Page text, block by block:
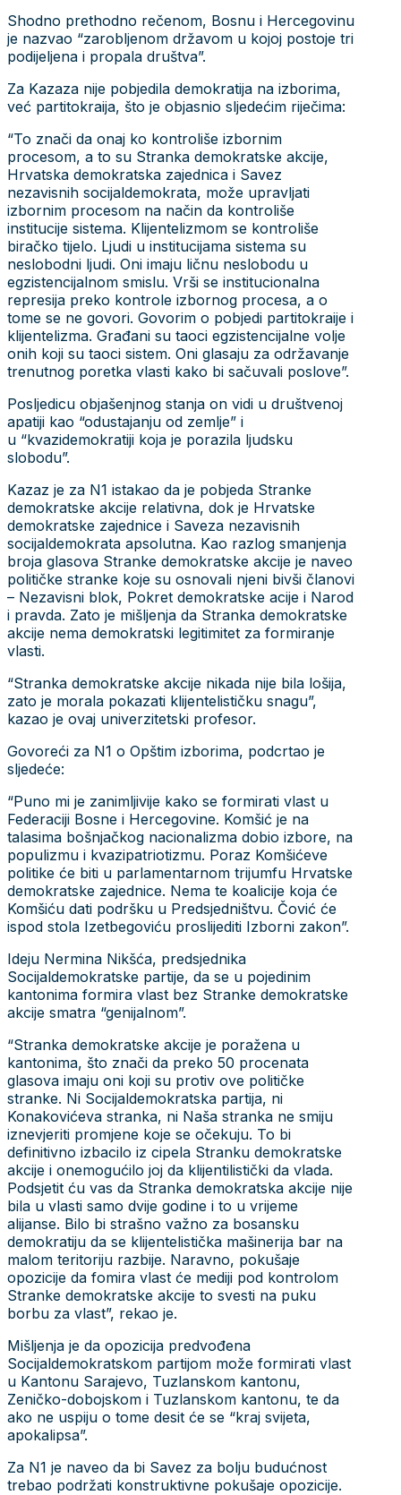
Shodno prethodno rečenom, Bosnu i Hercegovinu
je nazvao “zarobljenom državom u kojoj postoje tri
podijeljena i propala društva”.
Za Kazaza nije pobjedila demokratija na izborima,
već partitokraija, što je objasnio sljedećim riječima:
“To znači da onaj ko kontroliše izbornim
procesom, a to su Stranka demokratske akcije,
Hrvatska demokratska zajednica i Savez
nezavisnih socijaldemokrata, može upravljati
izbornim procesom na način da kontroliše
institucije sistema. Klijentelizmom se kontroliše
biračko tijelo. Ljudi u institucijama sistema su
neslobodni ljudi. Oni imaju ličnu neslobodu u
egzistencijalnom smislu. Vrši se institucionalna
represija preko kontrole izbornog procesa, a o
tome se ne govori. Govorim o pobjedi partitokraije i
klijentelizma. Građani su taoci egzistencijalne volje
onih koji su taoci sistem. Oni glasaju za održavanje
trenutnog poretka vlasti kako bi sačuvali poslove”.
Posljedicu objašenjnog stanja on vidi u društvenoj
apatiji kao “odustajanju od zemlje” i
u “kvazidemokratiji koja je porazila ljudsku
slobodu”.
Kazaz je za N1 istakao da je pobjeda Stranke
demokratske akcije relativna, dok je Hrvatske
demokratske zajednice i Saveza nezavisnih
socijaldemokrata apsolutna. Kao razlog smanjenja
broja glasova Stranke demokratske akcije je naveo
političke stranke koje su osnovali njeni bivši članovi
– Nezavisni blok, Pokret demokratske acije i Narod
i pravda. Zato je mišljenja da Stranka demokratske
akcije nema demokratski legitimitet za formiranje
vlasti.
“Stranka demokratske akcije nikada nije bila lošija,
zato je morala pokazati klijentelističku snagu”,
kazao je ovaj univerzitetski profesor.
Govoreći za N1 o Opštim izborima, podcrtao je
sljedeće:
“Puno mi je zanimljivije kako se formirati vlast u
Federaciji Bosne i Hercegovine. Komšić je na
talasima bošnjačkog nacionalizma dobio izbore, na
populizmu i kvazipatriotizmu. Poraz Komšićeve
politike će biti u parlamentarnom trijumfu Hrvatske
demokratske zajednice. Nema te koalicije koja će
Komšiću dati podršku u Predsjedništvu. Čović će
ispod stola Izetbegoviću proslijediti Izborni zakon”.
Ideju Nermina Nikšća, predsjednika
Socijaldemokratske partije, da se u pojedinim
kantonima formira vlast bez Stranke demokratske
akcije smatra “genijalnom”.
“Stranka demokratske akcije je poražena u
kantonima, što znači da preko 50 procenata
glasova imaju oni koji su protiv ove političke
stranke. Ni Socijaldemokratska partija, ni
Konakovićeva stranka, ni Naša stranka ne smiju
iznevjeriti promjene koje se očekuju. To bi
definitivno izbacilo iz cipela Stranku demokratske
akcije i onemogućilo joj da klijentilistički da vlada.
Podsjetit ću vas da Stranka demokratska akcije nije
bila u vlasti samo dvije godine i to u vrijeme
alijanse. Bilo bi strašno važno za bosansku
demokratiju da se klijentelistička mašinerija bar na
malom teritoriju razbije. Naravno, pokušaje
opozicije da fomira vlast će mediji pod kontrolom
Stranke demokratske akcije to svesti na puku
borbu za vlast”, rekao je.
Mišljenja je da opozicija predvođena
Socijaldemokratskom partijom može formirati vlast
u Kantonu Sarajevo, Tuzlanskom kantonu,
Zeničko-dobojskom i Tuzlanskom kantonu, te da
ako ne uspiju o tome desit će se “kraj svijeta,
apokalipsa”.
Za N1 je naveo da bi Savez za bolju budućnost
trebao podržati konstruktivne pokušaje opozicije.